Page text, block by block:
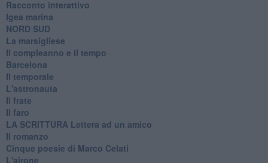
Racconto interattivo
Igea marina
​NORD SUD
La marsigliese
Il compleanno e il tempo
Barcelona
Il temporale
L'astronauta
Il frate
Il faro
​LA SCRITTURA Lettera ad un amico
Il romanzo
Cinque poesie di Marco Celati
L'airone